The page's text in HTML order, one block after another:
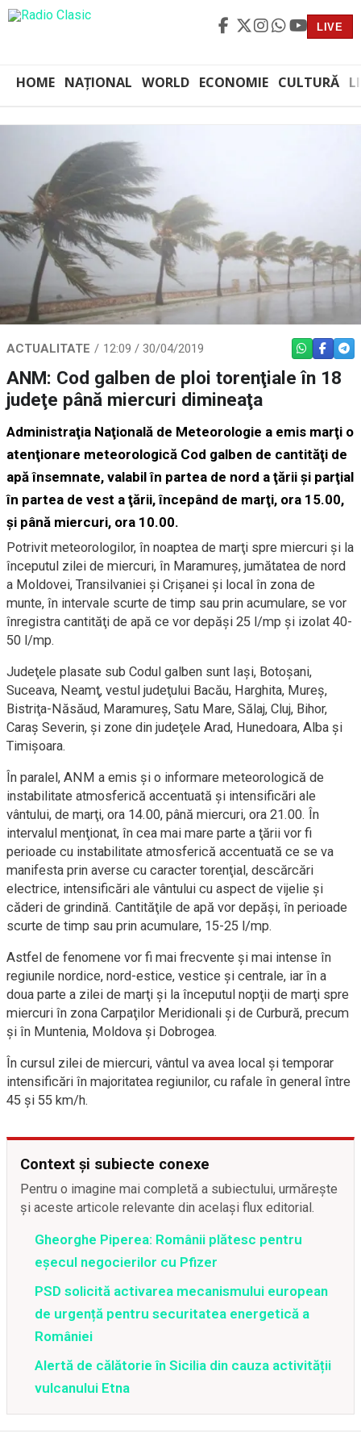
LIVE
HOME NAȚIONAL WORLD ECONOMIE CULTURĂ
ACTUALITATE 12:09 / 30/04/2019 WHATSAPP
ANM: Cod galben de ploi torenţiale în 18
judeţe până miercuri dimineaţa
Administraţia Naţională de Meteorologie a emis marţi o
atenţionare meteorologică Cod galben de cantităţi de
apă însemnate, valabil în partea de nord a ţării şi parţial
în partea de vest a ţării, începând de marţi, ora 15.00,
şi până miercuri, ora 10.00.
Potrivit meteorologilor, în noaptea de marţi spre miercuri şi la
începutul zilei de miercuri, în Maramureş, jumătatea de nord
a Moldovei, Transilvaniei şi Crişanei şi local în zona de
munte, în intervale scurte de timp sau prin acumulare, se vor
înregistra cantităţi de apă ce vor depăşi 25 l/mp şi izolat 40-
50 l/mp.
Judeţele plasate sub Codul galben sunt Iaşi, Botoşani,
Suceava, Neamţ, vestul judeţului Bacău, Harghita, Mureş,
Bistriţa-Năsăud, Maramureş, Satu Mare, Sălaj, Cluj, Bihor,
Caraş Severin, şi zone din judeţele Arad, Hunedoara, Alba şi
Timişoara.
În paralel, ANM a emis şi o informare meteorologică de
instabilitate atmosferică accentuată şi intensificări ale
vântului, de marţi, ora 14.00, până miercuri, ora 21.00. În
intervalul menţionat, în cea mai mare parte a ţării vor fi
perioade cu instabilitate atmosferică accentuată ce se va
manifesta prin averse cu caracter torenţial, descărcări
electrice, intensificări ale vântului cu aspect de vijelie şi
căderi de grindină. Cantităţile de apă vor depăşi, în perioade
scurte de timp sau prin acumulare, 15-25 l/mp.
Astfel de fenomene vor fi mai frecvente şi mai intense în
regiunile nordice, nord-estice, vestice şi centrale, iar în a
doua parte a zilei de marţi şi la începutul nopţii de marţi spre
miercuri în zona Carpaţilor Meridionali şi de Curbură, precum
şi în Muntenia, Moldova şi Dobrogea.
În cursul zilei de miercuri, vântul va avea local şi temporar
intensificări în majoritatea regiunilor, cu rafale în general între
45 şi 55 km/h.
Context și subiecte conexe
Pentru o imagine mai completă a subiectului, urmărește
și aceste articole relevante din același flux editorial.
Gheorghe Piperea: Românii plătesc pentru
eșecul negocierilor cu Pfizer
PSD solicită activarea mecanismului european
de urgență pentru securitatea energetică a
României
Alertă de călătorie în Sicilia din cauza activității
vulcanului Etna